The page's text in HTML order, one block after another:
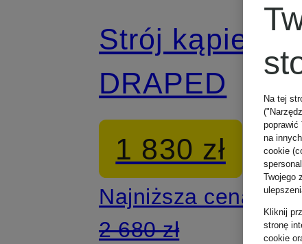
Strój
DRAPED
1 830 zł
Najniższa cena:
2 680 zł
Na tej
poprawić
na
cookie
Twojego
Kliknij
stronę
cookie